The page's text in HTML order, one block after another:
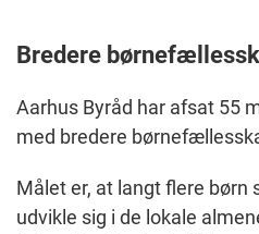
Bredere
Aarhus Byråd har afsat 55
med bredere
Målet er, at langt flere børn
udvikle sig i de lokale